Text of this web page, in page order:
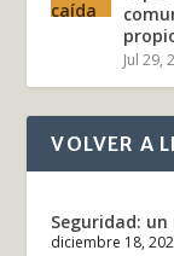
Jul 29,
VOLVER A
Seguridad:
diciembre 18,